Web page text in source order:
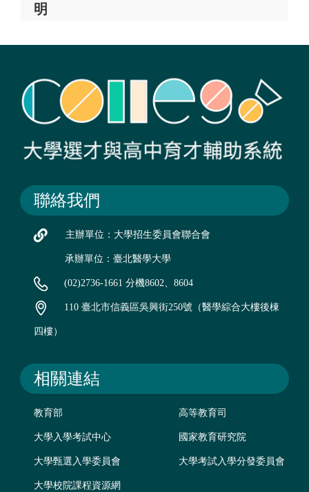
明
聯絡我們
主辦單位：大學招生委員會聯合會
承辦單位：臺北醫學大學
(02)2736-1661 分機8602、8604
110 臺北市信義區吳興街250號（醫學綜合大樓後棟
四樓）
相關連結
教育部 高等教育司
大學入學考試中心 國家教育研究院
大學甄選入學委員會 大學考試入學分發委員會
大學校院課程資源網